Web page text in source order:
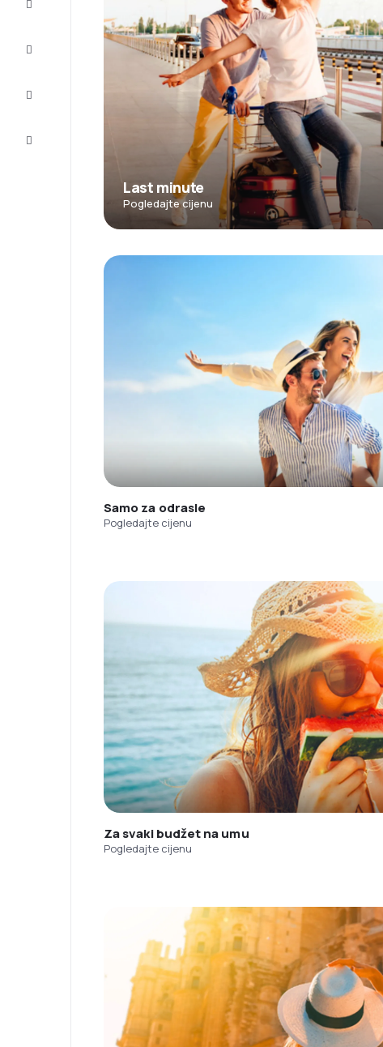
Last minute
Pogledajte cijenu
Samo za odrasle
Pogledajte cijenu
Za svaki budžet na umu
Pogledajte cijenu